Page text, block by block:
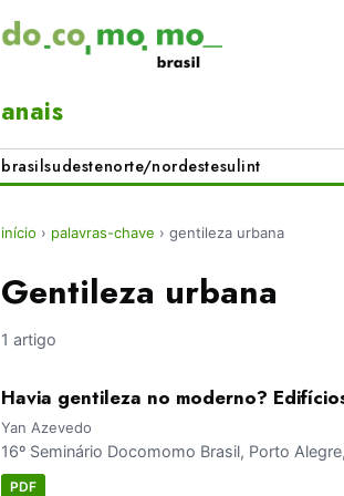
anais
brasilsudestenorte/nordestesulint
início › palavras-chave › gentileza urbana
Gentileza urbana
1 artigo
Havia gentileza no moderno?
Yan Azevedo
16º Seminário Docomomo Brasil, Porto
PDF